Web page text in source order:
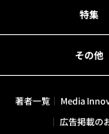
特集
その他
著者一覧 Media
広告掲載の